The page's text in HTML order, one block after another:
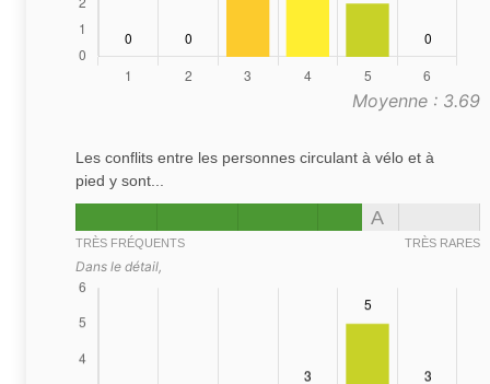
Moyenne : 3.69
Les conflits entre les personnes circulant à vélo et à
pied y sont...
A
TRÈS FRÉQUENTS TRÈS RARES
Dans le détail,